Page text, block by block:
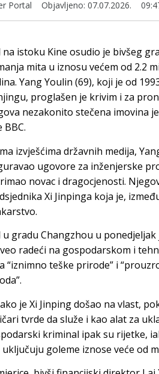
Portal Objavljeno: 07.07.2026.
na istoku Kine osudio je bivšeg
mita u iznosu većem od 2.2
Yang Youlin (69), koji je od
proglašen je krivim i za
nezakonito stečena imovina
BBC.
izvješćima državnih medija,
ugovore za inženjerske
novac i dragocjenosti.
Xi Jinpinga koja je,
u gradu Changzhou u
radeći na gospodarskom i
“iznimno teške prirode” i
je Xi Jinping došao na vlast,
tvrde da služe i kao alat za
kriminal ipak su rijetke,
goleme iznose veće od